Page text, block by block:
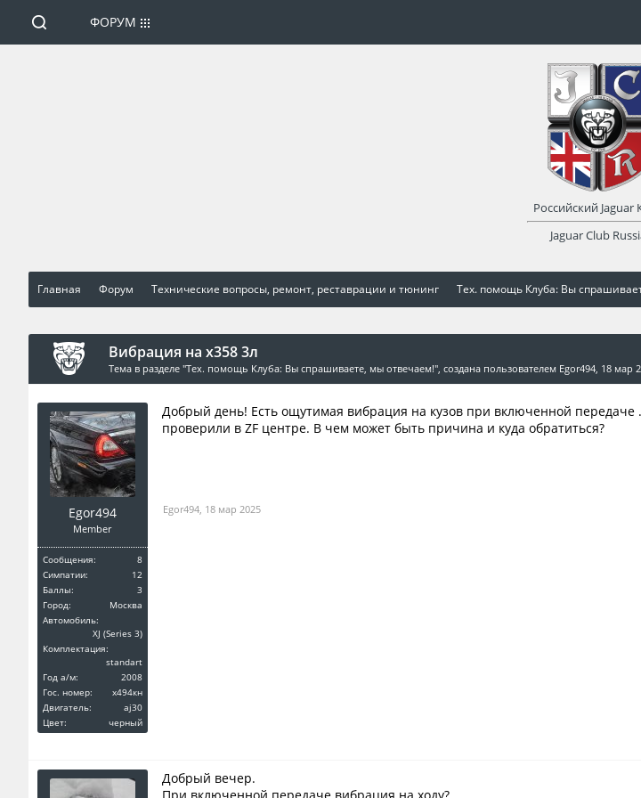
Главная Форум Технические вопросы, ремонт, реставрации и тюнинг Тех. помощь Клуба: Вы
Вибрация на x358 3л
Тема в разделе "Тех. помощь Клуба: Вы спрашиваете, мы отвечаем!", создана пользователем Egor494, 18 мар
Egor494
Member
Сообщения:
8
Симпатии:
12
Баллы:
3
Город:
Москва
Автомобиль:
XJ (Series 3)
Комплектация:
standart
Год a/м:
2008
Гос. номер:
x494кн
Двигатель:
aj30
Цвет:
черный
Добрый день! Есть ощутимая вибрация на кузов при включенной
проверили в ZF центре. В чем может быть причина и куда обратиться?
Egor494, 18 мар 2025
Добрый вечер.
ФОРУМ
Российский Jaguar
Jaguar Club